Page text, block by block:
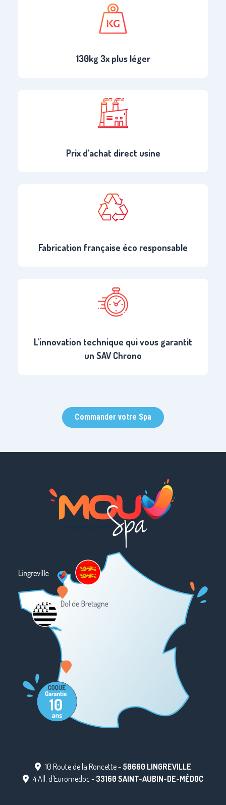
130kg 3x plus léger
Prix d'achat direct usine
Fabrication française éco responsable
L'innovation technique qui vous garantit
un SAV Chrono
Commander votre Spa
10 Route de la Roncette - 50660 LINGREVILLE
4 All. d'Euromedoc - 33160 SAINT-AUBIN-DE-MÉDOC